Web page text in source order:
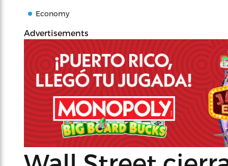
Economy
Advertisements